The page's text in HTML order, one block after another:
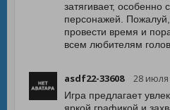
затягивает, особенно
персонажей.
провести время и
всем любителям
asdf22-33608 28 июля
Игра предлагает